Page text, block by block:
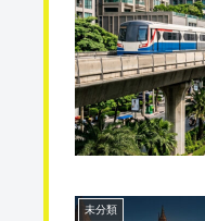
未分類